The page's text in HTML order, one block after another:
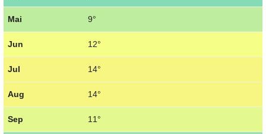
Mai 9°
Jun 12°
Jul 14°
Aug 14°
Sep 11°